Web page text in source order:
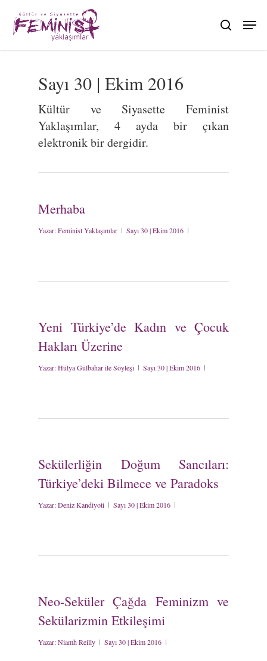
main
search
Sayı 30 | Ekim 2016
Kültür ve Siyasette Feminist
Yaklaşımlar, 4 ayda bir çıkan
elektronik bir dergidir.
Merhaba
Yazar:Feminist Yaklaşımlar Sayı 30 | Ekim 2016
Yeni Türkiye’de Kadın ve Çocuk
Hakları Üzerine
Yazar:Hülya Gülbahar ile Söyleşi Sayı 30 | Ekim 2016
Sekülerliğin Doğum Sancıları:
Türkiye’deki Bilmece ve Paradoks
Yazar:Deniz Kandiyoti Sayı 30 | Ekim 2016
Neo-Seküler Çağda Feminizm ve
Sekülarizmin Etkileşimi
Yazar:Niamh Reilly Sayı 30 | Ekim 2016